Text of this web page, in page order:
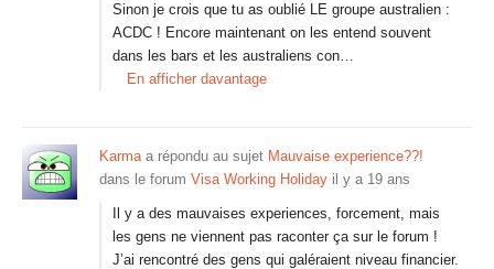
Sinon je crois que tu as oublié LE groupe australien :
ACDC ! Encore maintenant on les entend souvent
dans les bars et les australiens con…
En afficher davantage
Karmaa répondu au sujet Mauvaise experience??!
dans le forum Visa Working Holiday il y a 19 ans
Il y a des mauvaises experiences, forcement, mais
les gens ne viennent pas raconter ça sur le forum !
J’ai rencontré des gens qui galéraient niveau financier.